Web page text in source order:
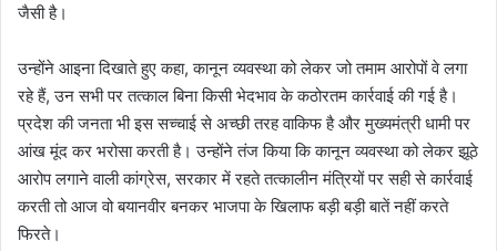
जैसी है।
उन्होंने आइना दिखाते हुए कहा, कानून व्यवस्था को लेकर जो तमाम आरोपों वे लगा
रहे हैं, उन सभी पर तत्काल बिना किसी भेदभाव के कठोरतम कार्रवाई की गई है।
प्रदेश की जनता भी इस सच्चाई से अच्छी तरह वाकिफ है और मुख्यमंत्री धामी पर
आंख मूंद कर भरोसा करती है। उन्होंने तंज किया कि कानून व्यवस्था को लेकर झूठे
आरोप लगाने वाली कांग्रेस, सरकार में रहते तत्कालीन मंत्रियों पर सही से कार्रवाई
करती तो आज वो बयानवीर बनकर भाजपा के खिलाफ बड़ी बड़ी बातें नहीं करते
फिरते।